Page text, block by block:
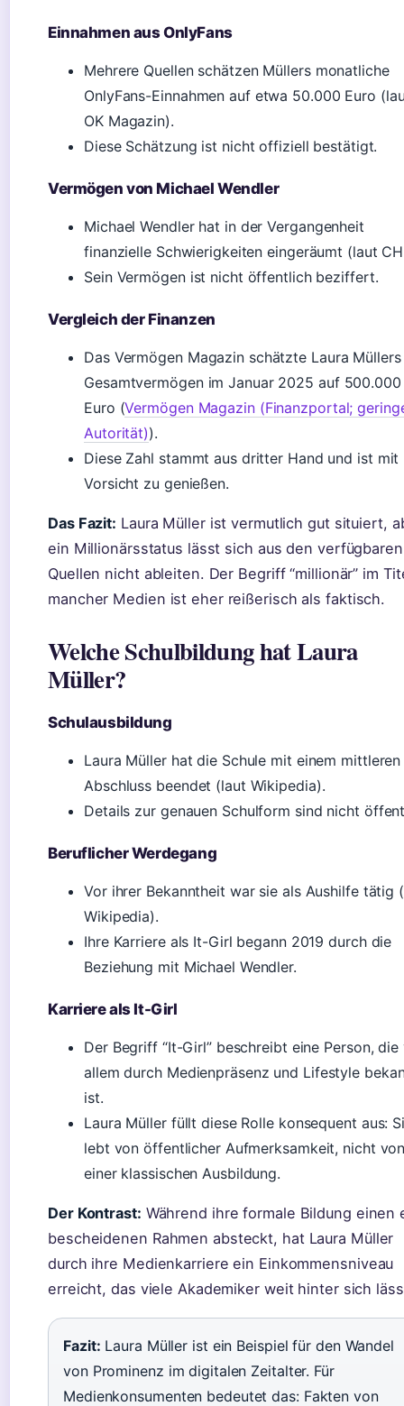
Einnahmen aus OnlyFans
Mehrere Quellen schätzen Müllers monatliche
OnlyFans-Einnahmen auf etwa 50.000 Euro
OK Magazin).
Diese Schätzung ist nicht offiziell bestätigt.
Vermögen von Michael Wendler
Michael Wendler hat in der Vergangenheit
finanzielle Schwierigkeiten eingeräumt (laut
Sein Vermögen ist nicht öffentlich beziffert.
Vergleich der Finanzen
Das Vermögen Magazin schätzte Laura Müllers
Gesamtvermögen im Januar 2025 auf 500.000
Euro (Vermögen Magazin (Finanzportal;
Autorität)).
Diese Zahl stammt aus dritter Hand und ist mit
Vorsicht zu genießen.
Das Fazit: Laura Müller ist vermutlich gut situiert,
ein Millionärsstatus lässt sich aus den verfügbaren
Quellen nicht ableiten. Der Begriff “millionär” im
mancher Medien ist eher reißerisch als faktisch.
Welche Schulbildung hat Laura
Müller?
Schulausbildung
Laura Müller hat die Schule mit einem mittleren
Abschluss beendet (laut Wikipedia).
Details zur genauen Schulform sind nicht
Beruflicher Werdegang
Vor ihrer Bekanntheit war sie als Aushilfe tätig
Wikipedia).
Ihre Karriere als It-Girl begann 2019 durch die
Beziehung mit Michael Wendler.
Karriere als It-Girl
Der Begriff “It-Girl” beschreibt eine Person, die
allem durch Medienpräsenz und Lifestyle
ist.
Laura Müller füllt diese Rolle konsequent aus:
lebt von öffentlicher Aufmerksamkeit, nicht
einer klassischen Ausbildung.
Der Kontrast: Während ihre formale Bildung einen
bescheidenen Rahmen absteckt, hat Laura Müller
durch ihre Medienkarriere ein Einkommensniveau
erreicht, das viele Akademiker weit hinter sich
Fazit: Laura Müller ist ein Beispiel für den Wandel
von Prominenz im digitalen Zeitalter. Für
Medienkonsumenten bedeutet das: Fakten von